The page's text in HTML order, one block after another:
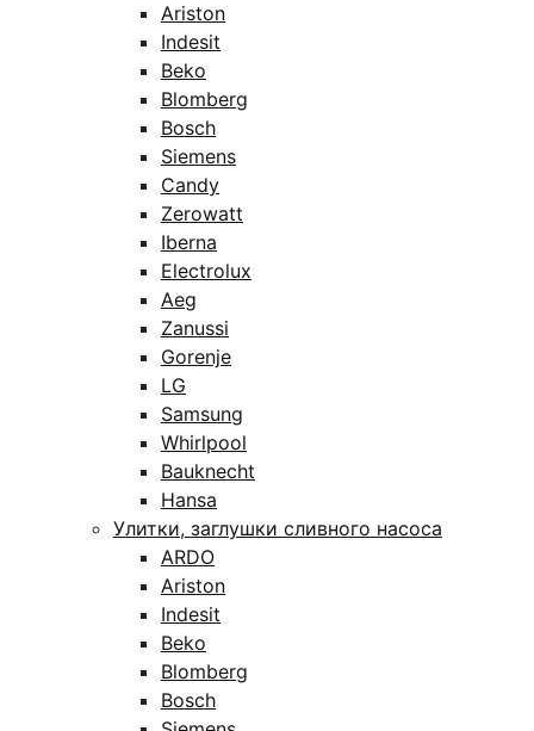
Ariston
Indesit
Beko
Blomberg
Bosch
Siemens
Candy
Zerowatt
Iberna
Electrolux
Aeg
Zanussi
Gorenje
LG
Samsung
Whirlpool
Bauknecht
Hansa
Улитки, заглушки сливного насоса
ARDO
Ariston
Indesit
Beko
Blomberg
Bosch